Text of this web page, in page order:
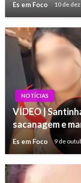
Es em Foco 10 de
NOTÍCIAS
VÍDEO |
sacanagem e
Es em Foco 9 de